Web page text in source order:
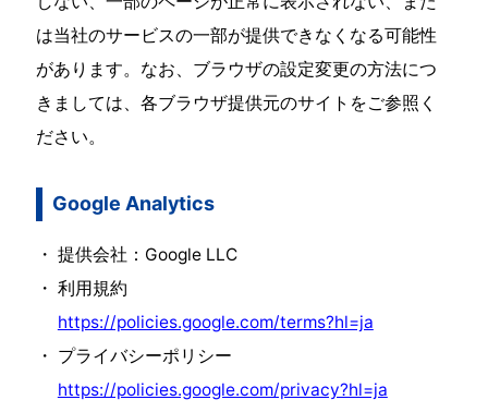
は当社のサービスの一部が提供できなくなる可能性
があります。なお、ブラウザの設定変更の方法につ
きましては、各ブラウザ提供元のサイトをご参照く
ださい。
Google Analytics
提供会社：Google LLC
利用規約
https://policies.google.com/terms?hl=ja
プライバシーポリシー
https://policies.google.com/privacy?hl=ja